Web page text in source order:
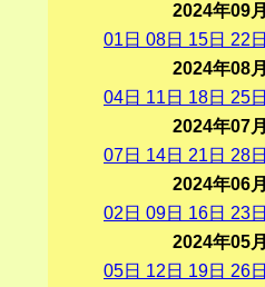
2024年09月
01 日 08日 15日 22 日
2024年08月
04日 11 日 18日 25日
2024年07月
07日 14日 21 日 28日
2024年06月
02 日 09日 16日 23日
2024年05月
05日 12 日 19日 26日